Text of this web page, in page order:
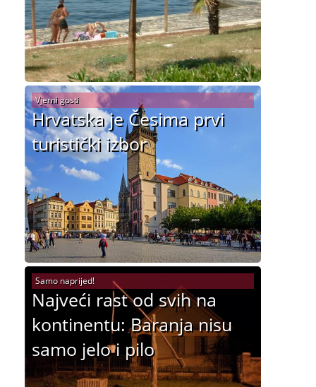
Hrvatska je Česima prvi
turistički izbor
Vjerni gosti
Najveći rast od svih na
kontinentu: Baranja nisu
samo jelo i pilo
Samo naprijed!